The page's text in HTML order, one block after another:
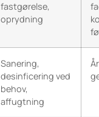
fastgørelse,
oprydning
Sanering,
desinficering ved
behov,
affugtning